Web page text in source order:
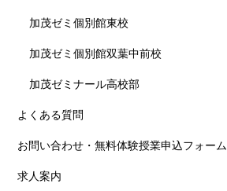
加茂ゼミ個別館東校
加茂ゼミ個別館双葉中前校
加茂ゼミナール高校部
よくある質問
お問い合わせ・無料体験授業申込フォーム
求人案内